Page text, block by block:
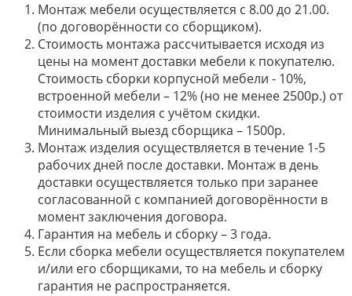
Монтаж мебели осуществляется с 8.00 до 21.00.
(по договорённости со сборщиком).
Стоимость монтажа рассчитывается исходя из
цены на момент доставки мебели к покупателю.
Стоимость сборки корпусной мебели - 10%,
встроенной мебели – 12% (но не менее 2500р.) от
стоимости изделия с учётом скидки.
Минимальный выезд сборщика – 1500р.
Монтаж изделия осуществляется в течение 1-5
рабочих дней после доставки. Монтаж в день
доставки осуществляется только при заранее
согласованной с компанией договорённости в
момент заключения договора.
Гарантия на мебель и сборку – 3 года.
Если сборка мебели осуществляется покупателем
и/или его сборщиками, то на мебель и сборку
гарантия не распространяется.